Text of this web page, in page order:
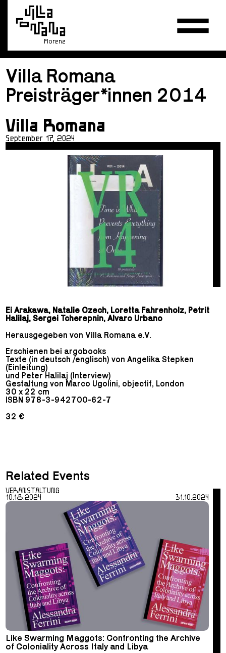
Florenz
Villa Romana
Preisträger*innen 2014
Villa Romana
September 17, 2024
Ei Arakawa, Natalie Czech, Loretta Fahrenholz, Petrit
Halilaj, Sergei Tcherepnin, Alvaro Urbano
Herausgegeben von Villa Romana e.V.
Erschienen bei argobooks
Texte (in deutsch /englisch) von Angelika Stepken
(Einleitung)
und Peter Halilaj (Interview)
Gestaltung von Marco Ugolini, objectif, London
30 x 22 cm
ISBN 978-3-942700-62-7
32 €
Related Events
VERANSTALTUNG
10.18.2024
31.10.2024
Like Swarming Maggots: Confronting the Archive
of Coloniality Across Italy and Libya